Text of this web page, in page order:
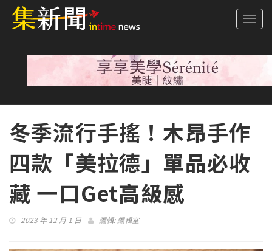
冬季流行手搖！木昂手作
四款「美拉德」單品必收
藏 一口Get高級感
2023 年 12 月 1 日 編輯:編輯室